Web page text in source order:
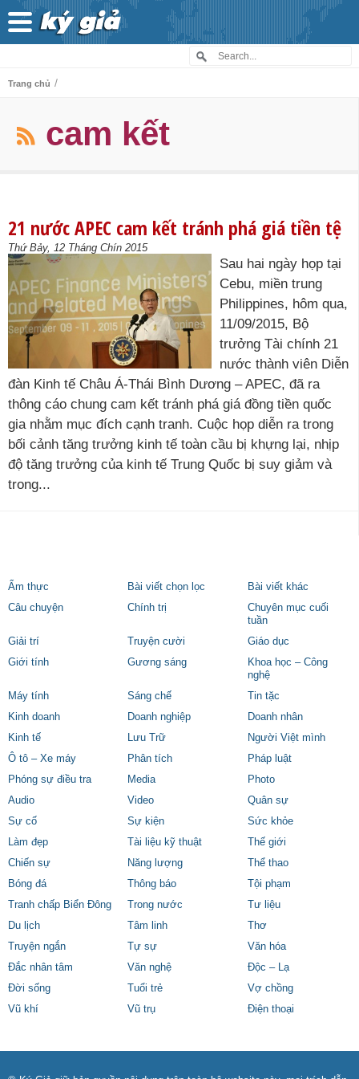
Trang chủ /
cam kết
21 nước APEC cam kết tránh phá giá tiền tệ
Thứ Bảy, 12 Tháng Chín 2015
Sau hai ngày họp tại
Cebu, miền trung
Philippines, hôm qua,
11/09/2015, Bộ
trưởng Tài chính 21
nước thành viên Diễn
đàn Kinh tế Châu Á-Thái Bình Dương – APEC, đã ra
thông cáo chung cam kết tránh phá giá đồng tiền quốc
gia nhằm mục đích cạnh tranh. Cuộc họp diễn ra trong
bối cảnh tăng trưởng kinh tế toàn cầu bị khựng lại, nhịp
độ tăng trưởng của kinh tế Trung Quốc bị suy giảm và
trong...
Ẩm thực Bài viết chọn lọc
Bài viết khác
Câu chuyện
Chính trị
Chuyên mục cuối
tuần
Giải trí
Truyện cười
Giáo dục
Giới tính
Gương sáng
Khoa học – Công
nghệ
Máy tính
Sáng chế
Tin tặc
Kinh doanh
Doanh nghiệp
Doanh nhân
Kinh tế
Lưu Trữ
Người Việt mình
Ô tô – Xe máy
Phân tích
Pháp luật
Phóng sự điều tra
Media
Photo
Audio
Video
Quân sự
Sự cố
Sự kiện
Sức khỏe
Làm đẹp
Tài liệu kỹ thuật
Thế giới
Chiến sự
Năng lượng
Thể thao
Bóng đá
Thông báo
Tội phạm
Tranh chấp Biển Đông
Trong nước
Tư liệu
Du lịch
Tâm linh
Thơ
Truyện ngắn
Tự sự
Văn hóa
Đắc nhân tâm
Văn nghệ
Độc – Lạ
Đời sống
Tuổi trẻ
Vợ chồng
Vũ khí
Vũ trụ Điện thoại